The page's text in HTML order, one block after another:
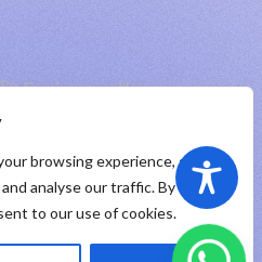
browsing experience, serve
analyse our traffic. By
to our use of cookies.
Engineered by
|Registered Trademark